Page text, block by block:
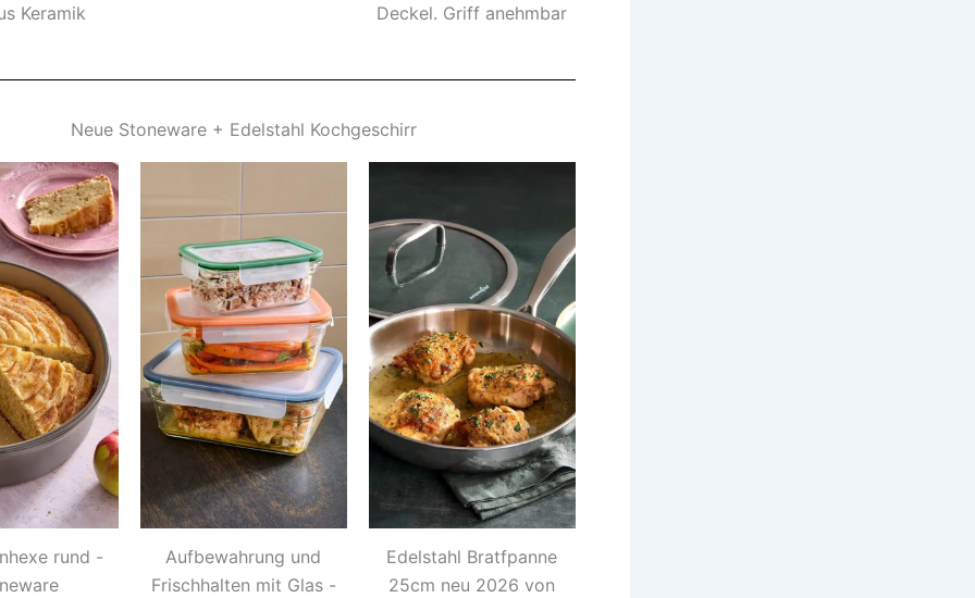
Keramik
Deckel. Griff anehmbar
Neue Stoneware + Edelstahl Kochgeschirr
rund -
Aufbewahrung und
Frischhalten mit Glas -
Edelstahl Bratfpanne
25cm neu 2026 von